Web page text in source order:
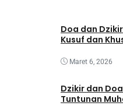
Doa dan
Kusuf dan
Maret 6, 2026
Dzikir dan
Tuntunan